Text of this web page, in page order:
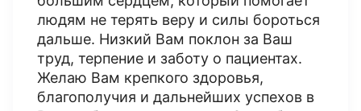
людям не терять веру и силы бороться
дальше. Низкий Вам поклон за Ваш
труд, терпение и заботу о пациентах.
Желаю Вам крепкого здоровья,
благополучия и дальнейших успехов в